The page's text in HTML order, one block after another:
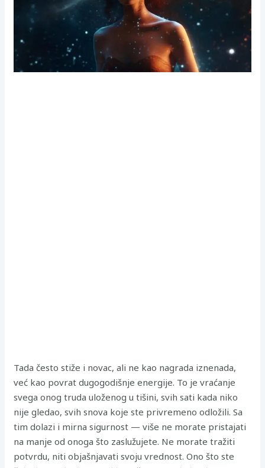
Tada često stiže i novac, ali ne kao nagrada iznenada,
već kao povrat dugogodišnje energije. To je vraćanje
svega onog truda uloženog u tišini, svih sati kada niko
nije gledao, svih snova koje ste privremeno odložili. Sa
tim dolazi i mirna sigurnost — više ne morate pristajati
na manje od onoga što zaslužujete. Ne morate tražiti
potvrdu, niti objašnjavati svoju vrednost. Ono što ste